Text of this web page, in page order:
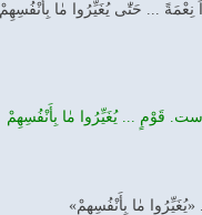
قَوْمٍ‌ ... يُغَيِّرُوا مٰا بِأَنْفُسِهِمْ‌
مٰا بِأَنْفُسِهِمْ‌»